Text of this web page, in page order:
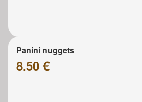
Panini nuggets
8.50 €